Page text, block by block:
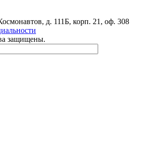
д. 111Б, корп. 21, оф. 308
защищены.